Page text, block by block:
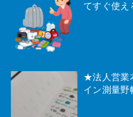
てすぐ使え
★法人営業
イン測量野